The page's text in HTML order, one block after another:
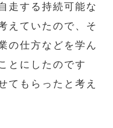
走する持続可能な
えていたので、そ
の仕方などを学ん
とにしたのです
てもらったと考え